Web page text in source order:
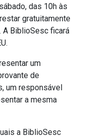
das 10h às
gratuitamente
BiblioSesc ficará
um
de
um responsável
a mesma
a BiblioSesc